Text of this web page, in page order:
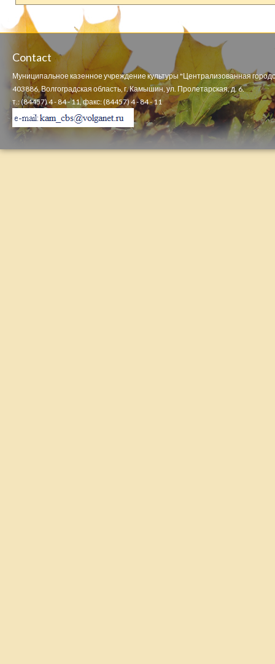
Contact
Муниципальное казенное учреждение культуры "Централизованная
403886, Волгоградская область, г. Камышин, ул. Пролетарская, д. 6.
т.: (84457) 4 - 84 - 11, факс: (84457) 4 - 84 - 11